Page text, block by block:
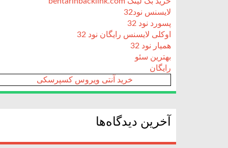
لایسنس نود32
پسورد نود 32
اوکلی لایسنس رایگان نود 32
همیار نود 32
بهترین سئو
رایگان
خرید آنتی ویروس کسپرسکی
آخرین دیدگاه‌ها